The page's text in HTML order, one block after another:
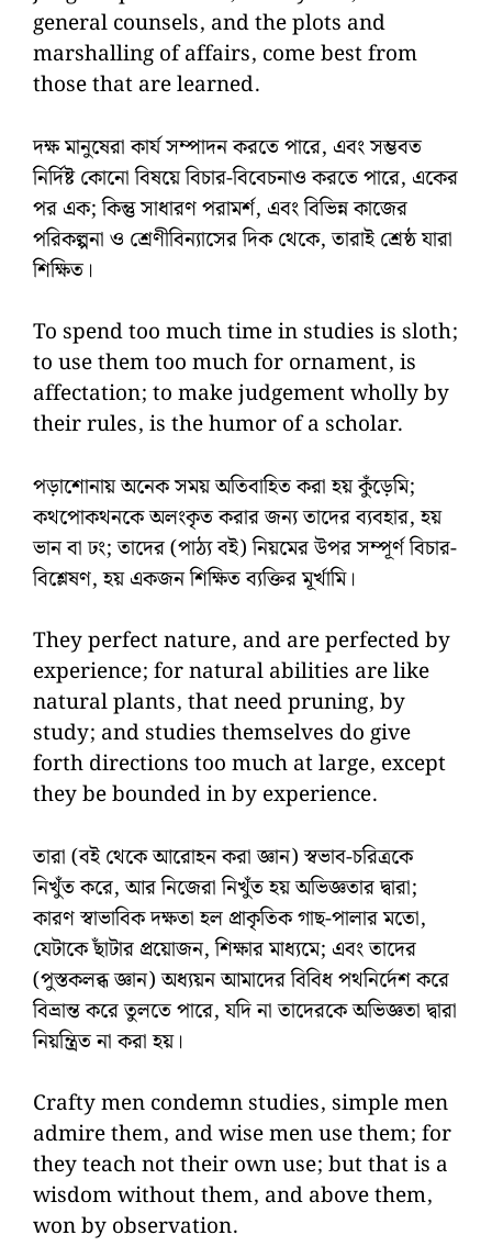
general counsels, and the plots and
marshalling of affairs, come best from
those that are learned.
দক্ষ মানুষেরা কার্য সম্পাদন করতে পারে, এবং সম্ভবত
নির্দিষ্ট কোনো বিষয়ে বিচার-বিবেচনাও করতে পারে, একের
পর এক; কিন্তু সাধারণ পরামর্শ, এবং বিভিন্ন কাজের
পরিকল্পনা ও শ্রেণীবিন্যাসের দিক থেকে, তারাই শ্রেষ্ঠ যারা
শিক্ষিত।
To spend too much time in studies is sloth;
to use them too much for ornament, is
affectation; to make judgement wholly by
their rules, is the humor of a scholar.
পড়াশোনায় অনেক সময় অতিবাহিত করা হয় কুঁড়েমি;
কথপোকথনকে অলংকৃত করার জন্য তাদের ব্যবহার, হয়
ভান বা ঢং; তাদের (পাঠ্য বই) নিয়মের উপর সম্পূর্ণ বিচার-
বিশ্লেষণ, হয় একজন শিক্ষিত ব্যক্তির মূর্খামি।
They perfect nature, and are perfected by
experience; for natural abilities are like
natural plants, that need pruning, by
study; and studies themselves do give
forth directions too much at large, except
they be bounded in by experience.
তারা (বই থেকে আরোহন করা জ্ঞান) স্বভাব-চরিত্রকে
নিখুঁত করে, আর নিজেরা নিখুঁত হয় অভিজ্ঞতার দ্বারা;
কারণ স্বাভাবিক দক্ষতা হল প্রাকৃতিক গাছ-পালার মতো,
যেটাকে ছাঁটার প্রয়োজন, শিক্ষার মাধ্যমে; এবং তাদের
(পুস্তকলব্ধ জ্ঞান) অধ্যয়ন আমাদের বিবিধ পথনির্দেশ করে
বিভ্রান্ত করে তুলতে পারে, যদি না তাদেরকে অভিজ্ঞতা দ্বারা
নিয়ন্ত্রিত না করা হয়।
Crafty men condemn studies, simple men
admire them, and wise men use them; for
they teach not their own use; but that is a
wisdom without them, and above them,
won by observation.